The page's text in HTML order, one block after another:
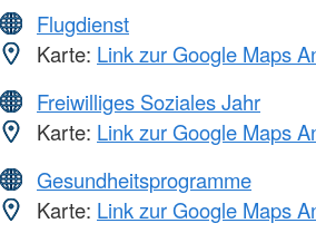
Flugdienst
Karte: Link zur Google Maps
Freiwilliges Soziales Jahr
Karte: Link zur Google Maps
Gesundheitsprogramme
Karte: Link zur Google Maps